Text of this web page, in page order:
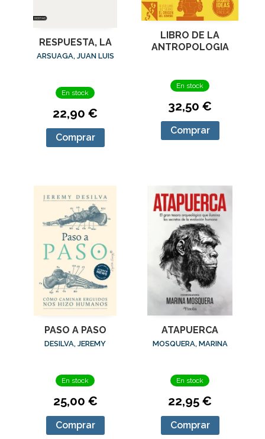
RESPUESTA, LA
ARSUAGA, JUAN LUIS
En stock
22,90 €
Comprar
LIBRO DE LA
ANTROPOLOGIA
En stock
32,50 €
Comprar
PASO A PASO
DESILVA, JEREMY
En stock
25,00 €
Comprar
ATAPUERCA
MOSQUERA, MARINA
En stock
22,95 €
Comprar